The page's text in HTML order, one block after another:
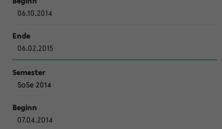
06.10.2014
06.02.2015
SoSe 2014
07.04.2014